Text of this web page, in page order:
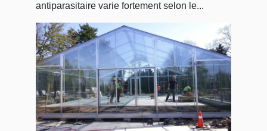
antiparasitaire varie fortement selon le...